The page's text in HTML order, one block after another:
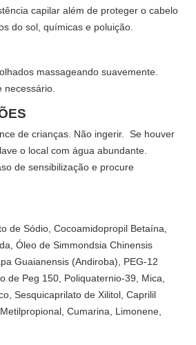
capilar além de proteger o cabelo
do sol, químicas e poluição.
massageando suavemente.
necessário.
de crianças. Não ingerir. Se houver
o local com água abundante.
de sensibilização e procure
de Sódio, Cocoamidopropil Betaína,
Óleo de Simmondsia Chinensis
Guaianensis (Andiroba), PEG-12
de Peg 150, Poliquaternio-39, Mica,
Sesquicaprilato de Xilitol, Caprilil
Cumarina, Limonene,